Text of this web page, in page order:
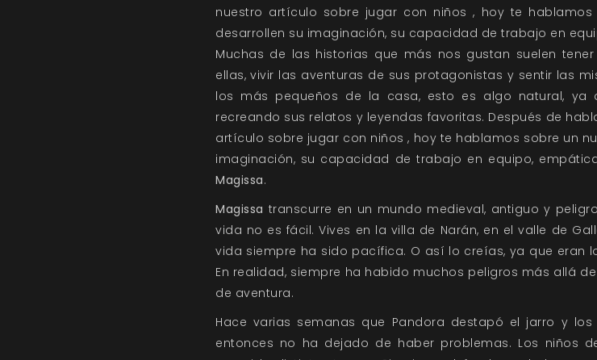
nuestro artículo sobre jugar con niños , hoy te
desarrollen su imaginación, su capacidad de trabajo en
Muchas de las historias que más nos gustan suelen
ellas, vivir las aventuras de sus protagonistas y sentir las
los más pequeños de la casa, esto es algo natural, ya
recreando sus relatos y leyendas favoritas. Después de
artículo sobre jugar con niños , hoy te hablamos sobre un
imaginación, su capacidad de trabajo en equipo,
Magissa.
Magissa transcurre en un mundo medieval, antiguo y
vida no es fácil. Vives en la villa de Narán, en el valle de
vida siempre ha sido pacífica. O así lo creías, ya que eran
En realidad, siempre ha habido muchos peligros más allá
de aventura.
Hace varias semanas que Pandora destapó el jarro y
entonces no ha dejado de haber problemas. Los niños